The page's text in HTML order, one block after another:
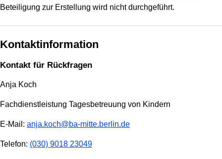
Beteiligung zur Erstellung wird nicht durchgeführt.
Kontaktinformation
Kontakt für Rückfragen
Anja Koch
Fachdienstleistung Tagesbetreuung von Kindern
E-Mail: anja.koch@ba-mitte.berlin.de
Telefon: (030) 9018 23049